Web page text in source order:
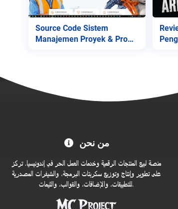
Source Code Sistem
Manajemen Proyek & Profil
متجر
من نحن
منصة لبيع المنتجات الرقمية وخدمات العمل الحر في إندونيسيا. تركز
على تطوير وإنتاج وتوزيع سكربتات البرمجة، والشيفرات المصدرية
للتطبيقات، والإضافات، والقوالب، والثيمات.